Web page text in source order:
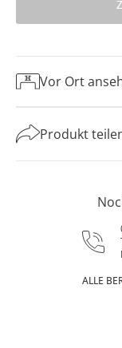
Vor Ort
Produkt
ALLE